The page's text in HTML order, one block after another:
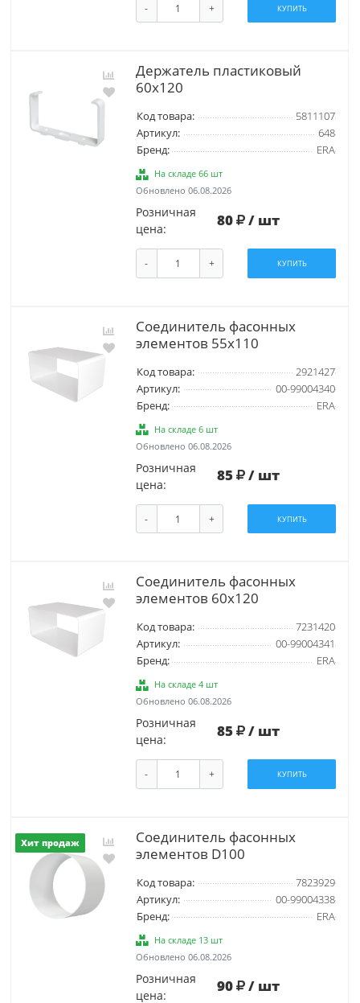
- + КУПИТЬ
Держатель пластиковый
60х120
Код товара:
5811107
Артикул:
648
Бренд:
ERA
На складе 66 шт
Обновлено 06.08.2026
Розничная
цена:
80 / шт
- + КУПИТЬ
Соединитель фасонных
элементов 55х110
Код товара:
2921427
Артикул:
00-99004340
Бренд:
ERA
На складе 6 шт
Обновлено 06.08.2026
Розничная
цена:
85 / шт
- + КУПИТЬ
Соединитель фасонных
элементов 60х120
Код товара:
7231420
Артикул:
00-99004341
Бренд:
ERA
На складе 4 шт
Обновлено 06.08.2026
Розничная
цена:
85 / шт
- + КУПИТЬ
Хит продаж
Соединитель фасонных
элементов D100
Код товара:
7823929
Артикул:
00-99004338
Бренд:
ERA
На складе 13 шт
Обновлено 06.08.2026
Розничная
цена:
90 / шт